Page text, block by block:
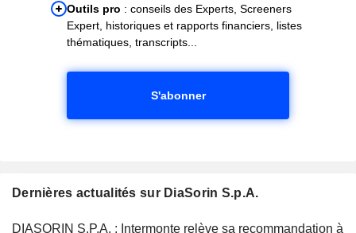
Outils pro : conseils des Experts, Screeners
Expert, historiques et rapports financiers, listes
thématiques, transcripts...
S'abonner
Dernières actualités sur DiaSorin S.p.A.
DIASORIN S.P.A. : Intermonte relève sa recommandation à